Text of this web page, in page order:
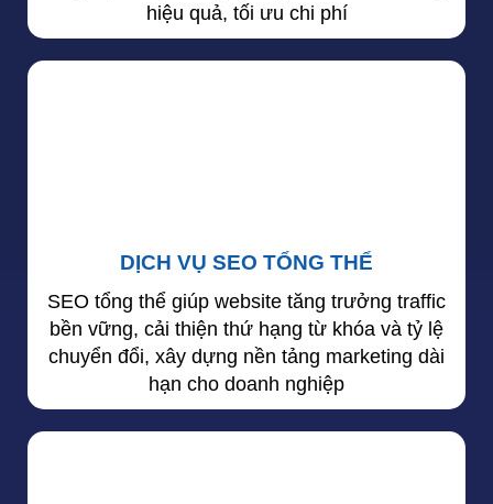
hiệu quả, tối ưu chi phí
DỊCH VỤ SEO TỔNG THỂ
SEO tổng thể giúp website tăng trưởng traffic
bền vững, cải thiện thứ hạng từ khóa và tỷ lệ
chuyển đổi, xây dựng nền tảng marketing dài
hạn cho doanh nghiệp